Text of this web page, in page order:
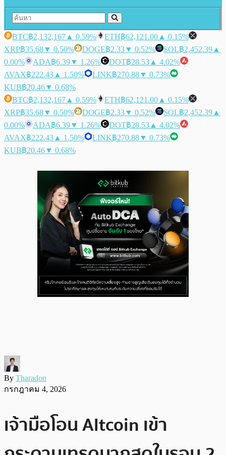
BTC฿2,132,167 ▲ 0.59% ETH฿62,121.00 ▲ 0.15%
XRP฿35.68▼ 0.50% DOGE฿2.33▼ 0.52% SOL฿2,452.39 ▲
0.00%
ADA฿6.39▼ 1.26% DOT฿28.53 ▲ 4.02%
AVAX฿222.43 ▲ 1.50% LINK฿270.88▼ 0.73%
KUB฿20.46▼ 0.68%
BTC฿2,132,167 ▲ 0.59% ETH฿62,121.00 ▲ 0.15%
XRP฿35.68▼ 0.50% DOGE฿2.33▼ 0.52% SOL฿2,452.39 ▲
0.00%
ADA฿6.39▼ 1.26% DOT฿28.53 ▲ 4.02%
AVAX฿222.43 ▲ 1.50% LINK฿270.88▼ 0.73%
KUB฿20.46▼ 0.68%
By Tharadon
กรกฎาคม 4, 2026
เจ้ามือโอน Altcoin เข้า